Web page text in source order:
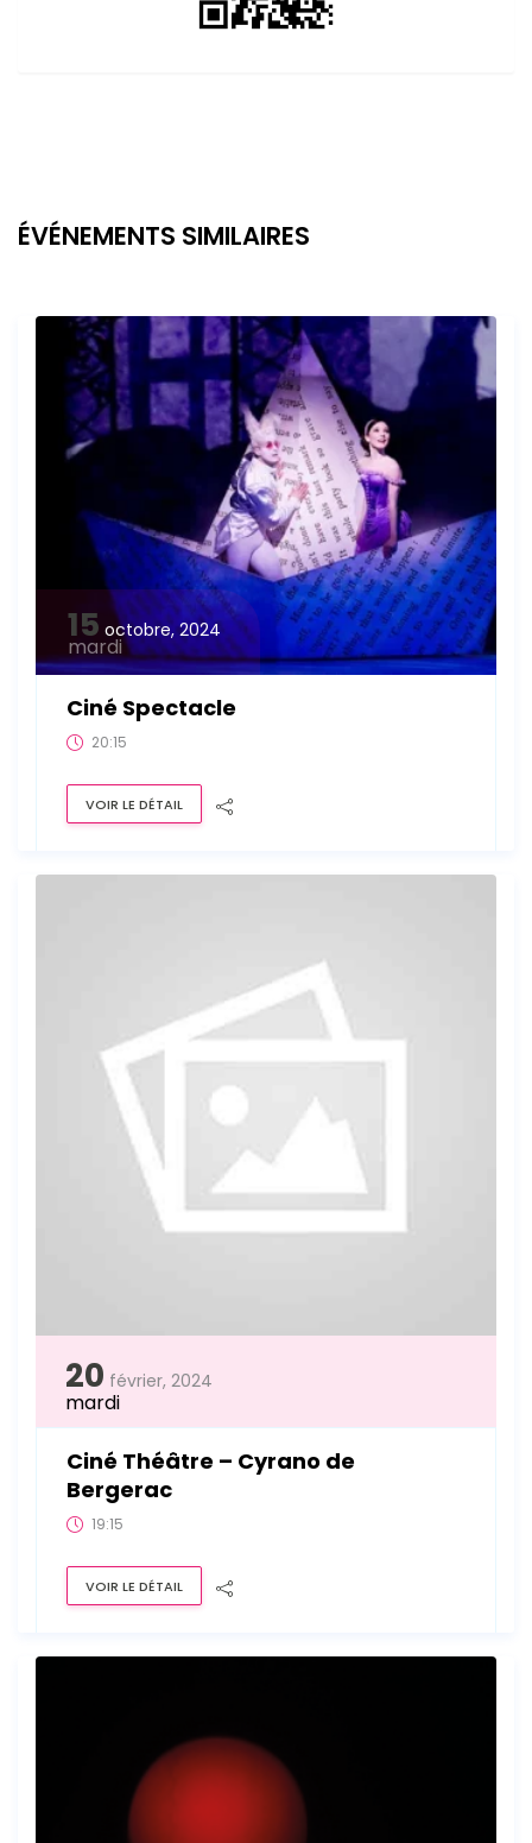
ÉVÉNEMENTS SIMILAIRES
15 octobre, 2024
mardi
Ciné Spectacle
20:15
VOIR LE DÉTAIL
20 février, 2024
mardi
Ciné Théâtre – Cyrano de
Bergerac
19:15
VOIR LE DÉTAIL